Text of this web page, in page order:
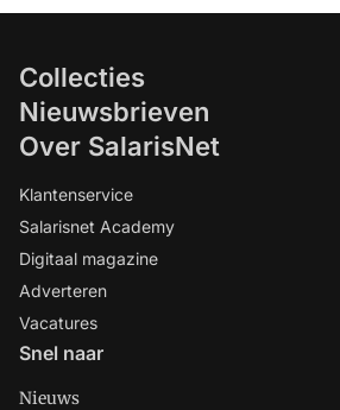
Collecties
Nieuwsbrieven
Over SalarisNet
Klantenservice
Salarisnet Academy
Digitaal magazine
Adverteren
Vacatures
Snel naar
Nieuws